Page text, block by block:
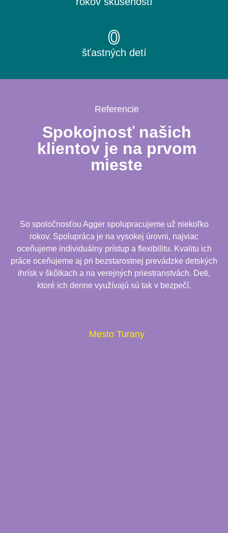
šťastných detí
0
Referencie
Spokojnosť našich
klientov je na prvom
mieste
So spoločnosťou Agger spolupracujeme už niekoľko
rokov. Spolupráca je na vysokej úrovni, najviac
oceňujeme individuálny prístup a flexibilitu. Kvalitu ich
práce oceňujeme aj pri bezstarostnej prevádzke detských
ihrísk v škôlkach a na verejných priestranstvách. Deti,
ktoré ich denne využívajú sú tak v bezpečí.
Mesto Turany